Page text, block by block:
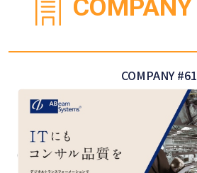
COMPANY
COMPANY #61